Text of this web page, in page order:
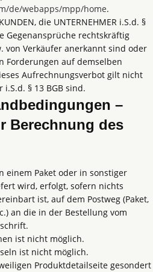
de/webapps/mpp/home.
die UNTERNEHMER i.S.d. §
Gegenansprüche rechtskräftig
von Verkäufer anerkannt sind oder
Forderungen auf demselben
Aufrechnungsverbot gilt nicht
§ 13 BGB sind.
–
Berechnung des
einem Paket oder in sonstiger
wird, erfolgt, sofern nichts
ist, auf dem Postweg (Paket,
an die in der Bestellung vom
ist nicht möglich.
ist nicht möglich.
Produktdetailseite gesondert